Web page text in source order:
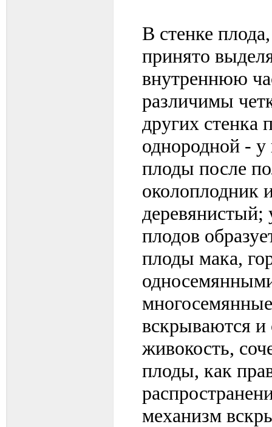
В стенке
принято
внутреннюю
различимы
других стенка
однородной -
плоды после
околоплодник
плодов
плоды мака,
вскрываются и
живокость,
плоды, как
механизм